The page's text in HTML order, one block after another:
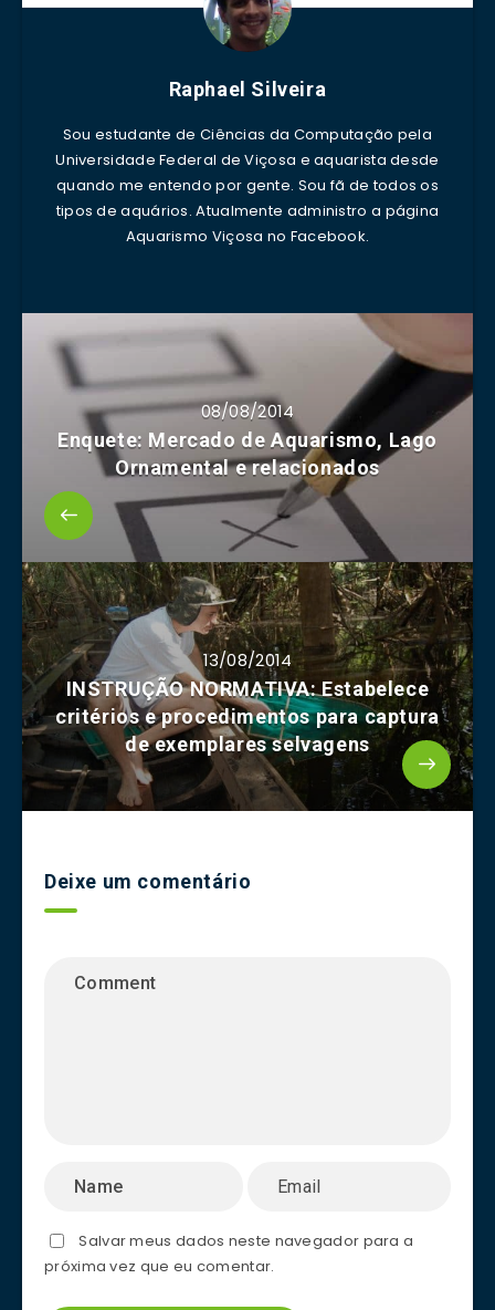
Raphael Silveira
Sou estudante de Ciências da Computação pela
Universidade Federal de Viçosa e aquarista desde
quando me entendo por gente. Sou fã de todos os
tipos de aquários. Atualmente administro a página
Aquarismo Viçosa no Facebook.
08/08/2014
Enquete: Mercado de Aquarismo, Lago
Ornamental e relacionados
13/08/2014
INSTRUÇÃO NORMATIVA: Estabelece
critérios e procedimentos para captura
de exemplares selvagens
Deixe um comentário
Salvar meus dados neste navegador para a
próxima vez que eu comentar.